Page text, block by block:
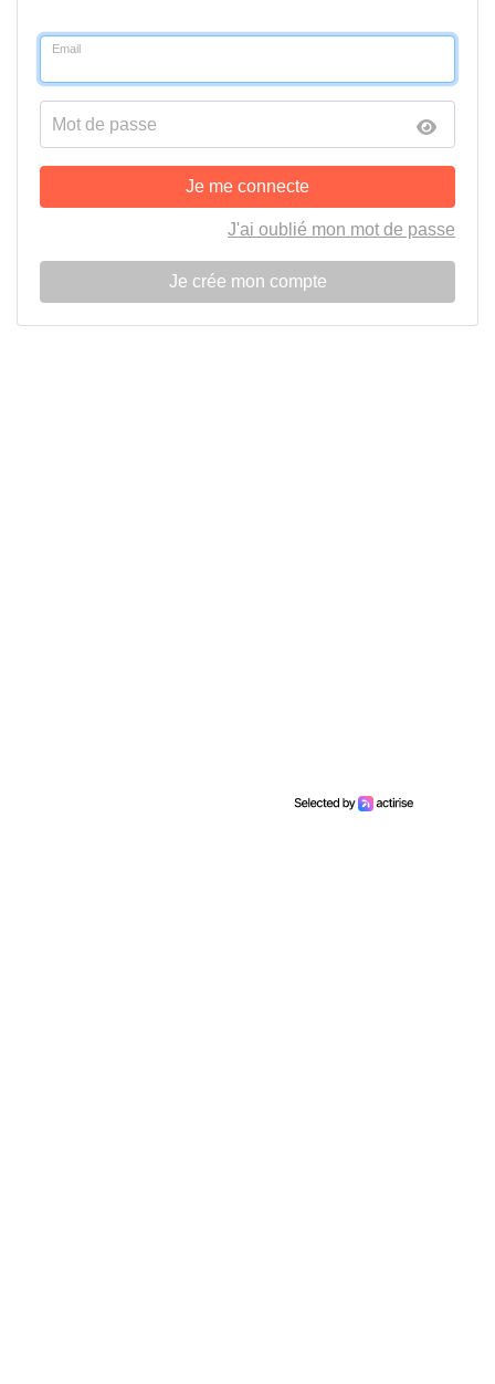
Email
Mot de passe
Je me connecte
J'ai oublié mon mot de passe
Je crée mon compte